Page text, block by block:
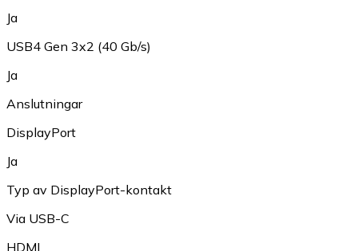
Ja
USB4 Gen 3x2 (40 Gb/s)
Ja
Anslutningar
DisplayPort
Ja
Typ av DisplayPort-kontakt
Via USB-C
HDMI